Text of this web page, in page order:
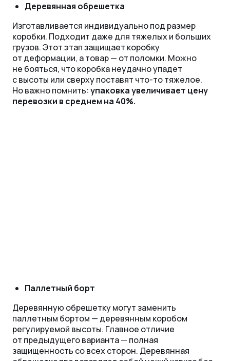
Деревянная обрешетка
Изготавливается индивидуально под размер
коробки. Подходит даже для тяжелых и больших
грузов. Этот этап защищает коробку
от деформации, а товар— от поломки. Можно
не бояться, что коробка неудачно упадет
с высоты или сверху поставят что-то тяжелое.
Но важно помнить:упаковка увеличивает цену
перевозки в среднем на 40%.
Паллетный борт
Деревянную обрешетку могут заменить
паллетным бортом — деревянным коробом
регулируемой высоты. Главное отличие
от предыдущего варианта— полная
защищенность со всех сторон. Деревянная